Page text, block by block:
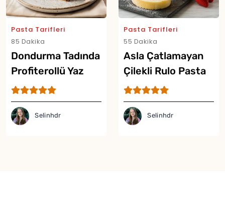
Pasta Tarifleri
85 Dakika
Dondurma Tadında
Profiterollü Yaz
Pastası Tarifi
Selinhdr
Pasta Tarifleri
55 Dakika
Asla Çatlamayan
Çilekli Rulo Pasta
Tarifi
Selinhdr